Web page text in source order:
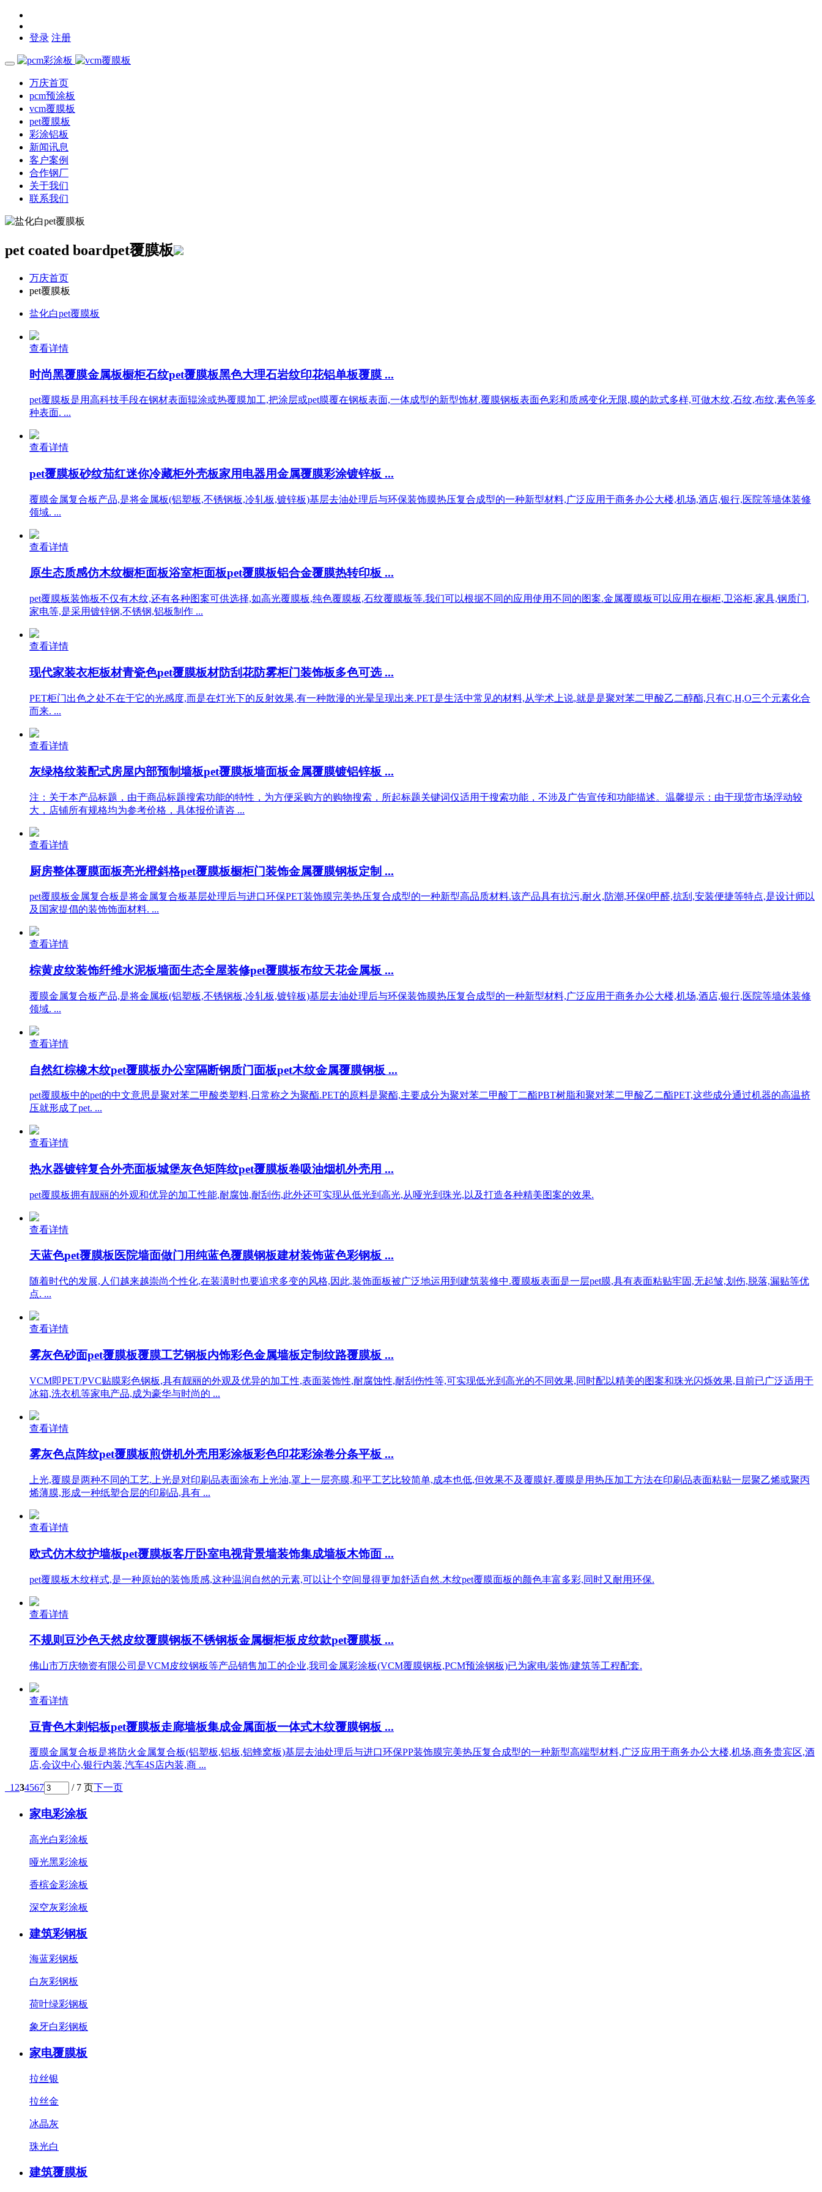
登录 注册
万庆首页
pcm预涂板
vcm覆膜板
pet覆膜板
彩涂铝板
新闻讯息
客户案例
合作钢厂
关于我们
联系我们
pet coated boardpet覆膜板
万庆首页
pet覆膜板
盐化白pet覆膜板
查看详情
时尚黑覆膜金属板橱柜石纹pet覆膜板黑色大理石岩纹印花铝单板覆膜 ...
pet覆膜板是用高科技手段在钢材表面辊涂或热覆膜加工,把涂层或pet膜覆在钢板表面,一体成型的新型饰材.覆膜钢板表面色彩和质感变化无限,膜的款式多样,可做木纹,石纹,布纹,素色等多
种表面. ...
查看详情
pet覆膜板砂纹茄红迷你冷藏柜外壳板家用电器用金属覆膜彩涂镀锌板 ...
覆膜金属复合板产品,是将金属板(铝塑板,不锈钢板,冷轧板,镀锌板)基层去油处理后与环保装饰膜热压复合成型的一种新型材料,广泛应用于商务办公大楼,机场,酒店,银行,医院等墙体装修
领域. ...
查看详情
原生态质感仿木纹橱柜面板浴室柜面板pet覆膜板铝合金覆膜热转印板 ...
pet覆膜板装饰板不仅有木纹,还有各种图案可供选择,如高光覆膜板,纯色覆膜板,石纹覆膜板等.我们可以根据不同的应用使用不同的图案.金属覆膜板可以应用在橱柜,卫浴柜,家具,钢质门,
家电等,是采用镀锌钢,不锈钢,铝板制作 ...
查看详情
现代家装衣柜板材青瓷色pet覆膜板材防刮花防雾柜门装饰板多色可选 ...
PET柜门出色之处不在于它的光感度,而是在灯光下的反射效果,有一种散漫的光晕呈现出来.PET是生活中常见的材料,从学术上说,就是是聚对苯二甲酸乙二醇酯,只有C,H,O三个元素化合
而来. ...
查看详情
灰绿格纹装配式房屋内部预制墙板pet覆膜板墙面板金属覆膜镀铝锌板 ...
注：关于本产品标题，由于商品标题搜索功能的特性，为方便采购方的购物搜索，所起标题关键词仅适用于搜索功能，不涉及广告宣传和功能描述。温馨提示：由于现货市场浮动较
大，店铺所有规格均为参考价格，具体报价请咨 ...
查看详情
厨房整体覆膜面板亮光橙斜格pet覆膜板橱柜门装饰金属覆膜钢板定制 ...
pet覆膜板金属复合板是将金属复合板基层处理后与进口环保PET装饰膜完美热压复合成型的一种新型高品质材料.该产品具有抗污,耐火,防潮,环保0甲醛,抗刮,安装便捷等特点,是设计师以
及国家提倡的装饰饰面材料. ...
查看详情
棕黄皮纹装饰纤维水泥板墙面生态全屋装修pet覆膜板布纹天花金属板 ...
覆膜金属复合板产品,是将金属板(铝塑板,不锈钢板,冷轧板,镀锌板)基层去油处理后与环保装饰膜热压复合成型的一种新型材料,广泛应用于商务办公大楼,机场,酒店,银行,医院等墙体装修
领域. ...
查看详情
自然红棕橡木纹pet覆膜板办公室隔断钢质门面板pet木纹金属覆膜钢板 ...
pet覆膜板中的pet的中文意思是聚对苯二甲酸类塑料,日常称之为聚酯.PET的原料是聚酯,主要成分为聚对苯二甲酸丁二酯PBT树脂和聚对苯二甲酸乙二酯PET,这些成分通过机器的高温挤
压就形成了pet. ...
查看详情
热水器镀锌复合外壳面板城堡灰色矩阵纹pet覆膜板卷吸油烟机外壳用 ...
pet覆膜板拥有靓丽的外观和优异的加工性能,耐腐蚀,耐刮伤,此外还可实现从低光到高光,从哑光到珠光,以及打造各种精美图案的效果.
查看详情
天蓝色pet覆膜板医院墙面做门用纯蓝色覆膜钢板建材装饰蓝色彩钢板 ...
随着时代的发展,人们越来越崇尚个性化,在装潢时也要追求多变的风格,因此,装饰面板被广泛地运用到建筑装修中.覆膜板表面是一层pet膜,具有表面粘贴牢固,无起皱,划伤,脱落,漏贴等优
点. ...
查看详情
雾灰色砂面pet覆膜板覆膜工艺钢板内饰彩色金属墙板定制纹路覆膜板 ...
VCM即PET/PVC贴膜彩色钢板,具有靓丽的外观及优异的加工性,表面装饰性,耐腐蚀性,耐刮伤性等,可实现低光到高光的不同效果,同时配以精美的图案和珠光闪烁效果,目前已广泛适用于
冰箱,洗衣机等家电产品,成为豪华与时尚的 ...
查看详情
雾灰色点阵纹pet覆膜板煎饼机外壳用彩涂板彩色印花彩涂卷分条平板 ...
上光,覆膜是两种不同的工艺.上光是对印刷品表面涂布上光油,罩上一层亮膜,和平工艺比较简单,成本也低,但效果不及覆膜好.覆膜是用热压加工方法在印刷品表面粘贴一层聚乙烯或聚丙
烯薄膜,形成一种纸塑合层的印刷品,具有 ...
查看详情
欧式仿木纹护墙板pet覆膜板客厅卧室电视背景墙装饰集成墙板木饰面 ...
pet覆膜板木纹样式,是一种原始的装饰质感,这种温润自然的元素,可以让个空间显得更加舒适自然.木纹pet覆膜面板的颜色丰富多彩,同时又耐用环保.
查看详情
不规则豆沙色天然皮纹覆膜钢板不锈钢板金属橱柜板皮纹款pet覆膜板 ...
佛山市万庆物资有限公司是VCM皮纹钢板等产品销售加工的企业,我司金属彩涂板(VCM覆膜钢板,PCM预涂钢板)已为家电/装饰/建筑等工程配套.
查看详情
豆青色木刺铝板pet覆膜板走廊墙板集成金属面板一体式木纹覆膜钢板 ...
覆膜金属复合板是将防火金属复合板(铝塑板,铝板,铝蜂窝板)基层去油处理后与进口环保PP装饰膜完美热压复合成型的一种新型高端型材料,广泛应用于商务办公大楼,机场,商务贵宾区,酒
店,会议中心,银行内装,汽车4S店内装,商 ...
1 234567 / 7 页下一页
家电彩涂板
高光白彩涂板
哑光黑彩涂板
香槟金彩涂板
深空灰彩涂板
建筑彩钢板
海蓝彩钢板
白灰彩钢板
荷叶绿彩钢板
象牙白彩钢板
家电覆膜板
拉丝银
拉丝金
冰晶灰
珠光白
建筑覆膜板